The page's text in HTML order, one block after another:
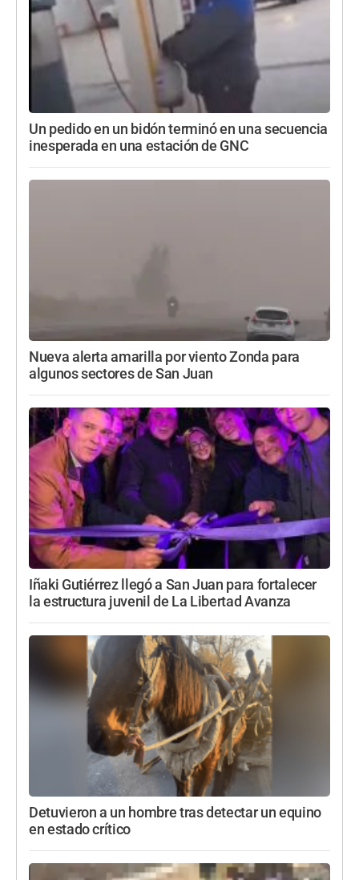
Un pedido en un bidón terminó en una secuencia
inesperada en una estación de GNC
Nueva alerta amarilla por viento Zonda para
algunos sectores de San Juan
Iñaki Gutiérrez llegó a San Juan para fortalecer
la estructura juvenil de La Libertad Avanza
Detuvieron a un hombre tras detectar un equino
en estado crítico